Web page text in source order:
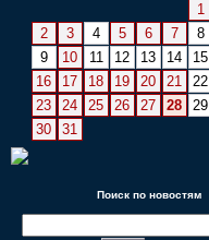
1
2
3 4 5 6 7
8
9
10 11 12 13 14
15
16
17 18 19 20 21
22
23
24 25 26 27 28
29
30
31
Поиск по новостям